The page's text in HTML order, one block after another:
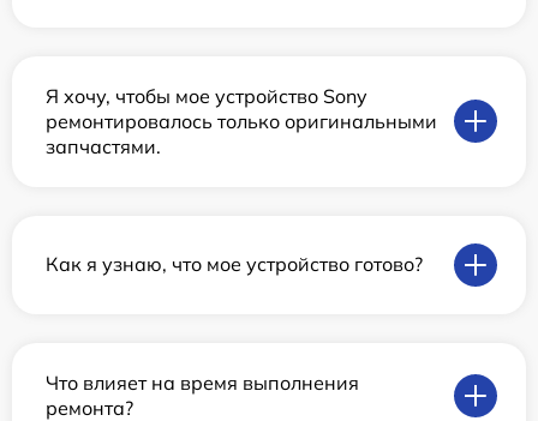
Я хочу, чтобы мое устройство Sony
ремонтировалось только оригинальными
запчастями.
Как я узнаю, что мое устройство готово?
Что влияет на время выполнения
ремонта?